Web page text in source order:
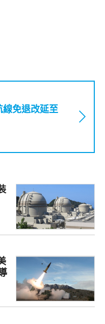
線免退改延至